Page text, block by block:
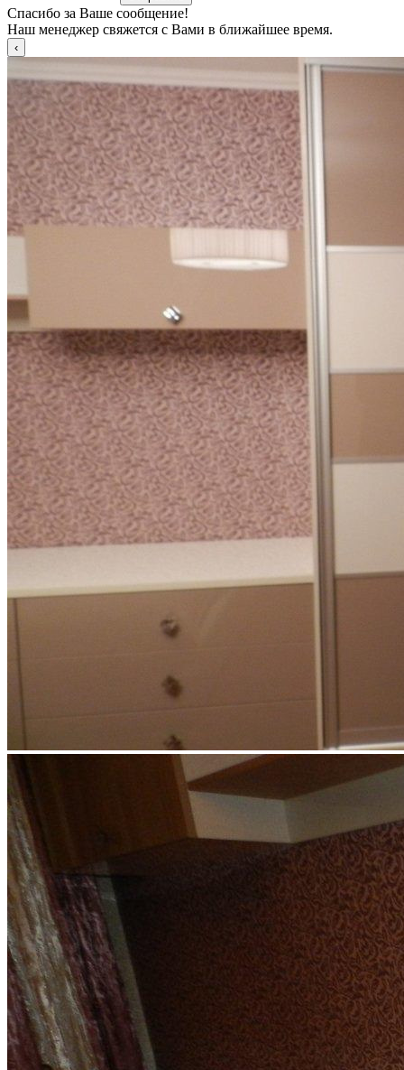
Спасибо за Ваше сообщение!
Наш менеджер свяжется с Вами в ближайшее время.